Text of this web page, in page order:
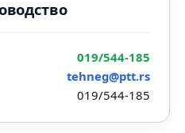
019/544-185
tehneg@ptt.rs
019/544-185